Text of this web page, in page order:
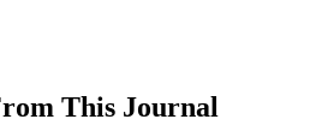
This Journal